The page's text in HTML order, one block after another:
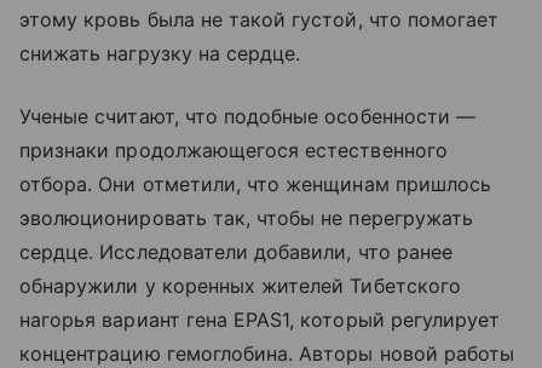
этому кровь была не такой густой, что помогает
снижать нагрузку на сердце.
Ученые считают, что подобные особенности —
признаки продолжающегося естественного
отбора. Они отметили, что женщинам пришлось
эволюционировать так, чтобы не перегружать
сердце. Исследователи добавили, что ранее
обнаружили у коренных жителей Тибетского
нагорья вариант гена EPAS1, который регулирует
концентрацию гемоглобина. Авторы новой работы